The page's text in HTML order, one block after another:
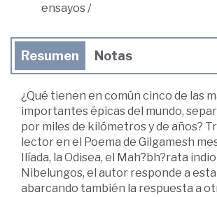
ensayos /
Resumen Notas
¿Qué tienen en común cinco de las
importantes épicas del mundo,
por miles de kilómetros y de años?
lector en el Poema de Gilgamesh
Ilíada, la Odisea, el Mah?bh?rata
Nibelungos, el autor responde a
abarcando también la respuesta a